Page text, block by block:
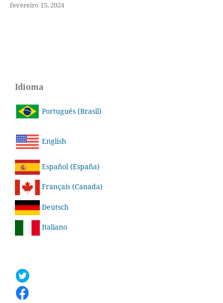
fevereiro 15, 2024
Idioma
Português (Brasil)
English
Español (España)
Français (Canada)
Deutsch
Italiano